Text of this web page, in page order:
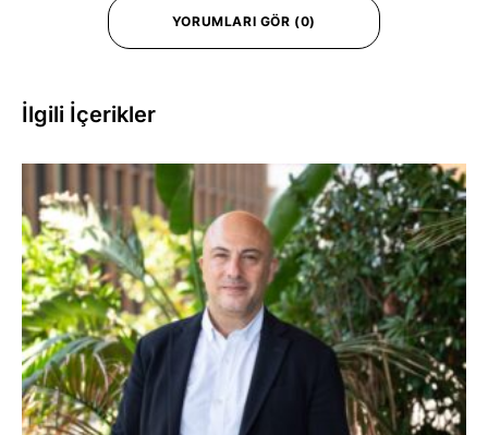
YORUMLARI GÖR (0)
İlgili İçerikler